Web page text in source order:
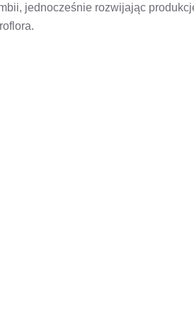
jednocześnie rozwijając